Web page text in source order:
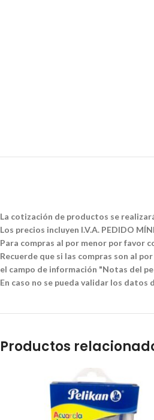
La cotización de productos se
Los precios incluyen I.V.A. PEDIDO
Para compras al por menor por favor
Recuerde que si las compras son al
el campo de información "Notas del
En caso no se pueda validar los
Productos